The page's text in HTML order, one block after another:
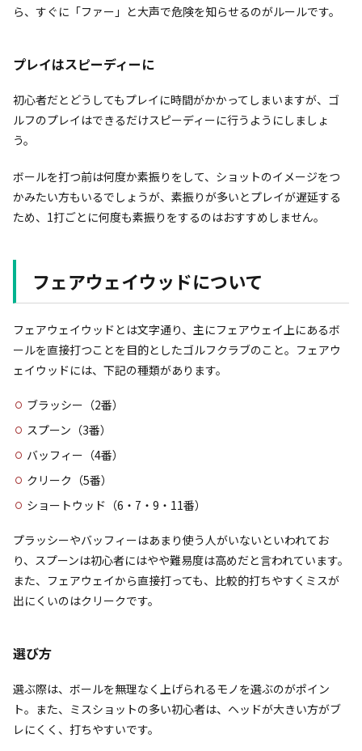
ら、すぐに「ファー」と大声で危険を知らせるのがルールです。
プレイはスピーディーに
初心者だとどうしてもプレイに時間がかかってしまいますが、ゴ
ルフのプレイはできるだけスピーディーに行うようにしましょ
う。
ボールを打つ前は何度か素振りをして、ショットのイメージをつ
かみたい方もいるでしょうが、素振りが多いとプレイが遅延する
ため、1打ごとに何度も素振りをするのはおすすめしません。
フェアウェイウッドについて
フェアウェイウッドとは文字通り、主にフェアウェイ上にあるボ
ールを直接打つことを目的としたゴルフクラブのこと。フェアウ
ェイウッドには、下記の種類があります。
ブラッシー（2番）
スプーン（3番）
バッフィー（4番）
クリーク（5番）
ショートウッド（6・7・9・11番）
プラッシーやバッフィーはあまり使う人がいないといわれてお
り、スプーンは初心者にはやや難易度は高めだと言われています。
また、フェアウェイから直接打っても、比較的打ちやすくミスが
出にくいのはクリークです。
選び方
選ぶ際は、ボールを無理なく上げられるモノを選ぶのがポイン
ト。また、ミスショットの多い初心者は、ヘッドが大きい方がブ
レにくく、打ちやすいです。